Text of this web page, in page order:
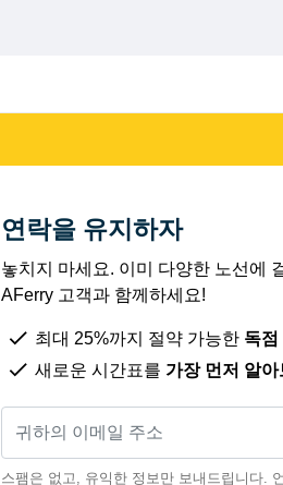
연락을 유지하자
놓치지 마세요. 이미 다양한 노선에
AFerry 고객과 함께하세요!
최대 25%까지 절약 가능한 독점
새로운 시간표를 가장 먼저 알아
스팸은 없고, 유익한 정보만 보내드립니다.